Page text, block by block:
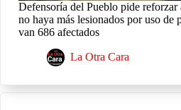
Defensoría del Pueblo pide reforzar
no haya más lesionados por uso de
van 686 afectados
La Otra Cara